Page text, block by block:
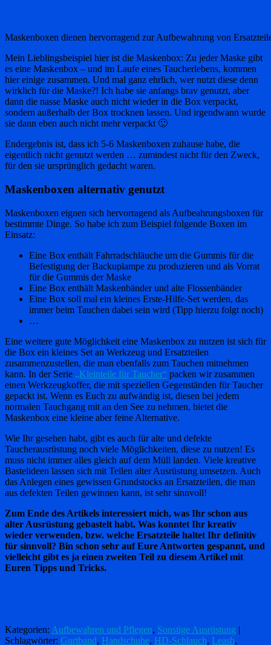
Maskenboxen dienen hervorragend zur Aufbewahrung von
Mein Lieblingsbeispiel hier ist die Maskenbox: Zu jeder Maske gibt
es eine Maskenbox – und im Laufe eines Taucherlebens, kommen
hier einige zusammen. Und mal ganz ehrlich, wer nutzt diese denn
wirklich für die Maske?! Ich habe sie anfangs brav genutzt, aber
dann die nasse Maske auch nicht wieder in die Box verpackt,
sondern außerhalb der Box trocknen lassen. Und irgendwann wurde
sie dann eben auch nicht mehr verpackt 🙂
Endergebnis ist, dass ich 5-6 Maskenboxen zuhause habe, die
eigentlich nicht genutzt werden … zumindest nicht für den Zweck,
für den sie ursprünglich gedacht waren.
Maskenboxen alternativ genutzt
Maskenboxen eignen sich hervorragend als Aufbeahrungsboxen für
bestimmte Dinge. So habe ich zum Beispiel folgende Boxen im
Einsatz:
Eine Box enthält Fahrradschläuche um die Gummis für die
Befestigung der Backuplampe zu produzieren und als Vorrat
für die Gummis der Maske
Eine Box enthält Maskenbänder und alte Flossenbänder
Eine Box soll mal ein kleines Erste-Hilfe-Set werden, das
immer beim Tauchen dabei sein wird (Tipp hierzu folgt noch)
…
Eine weitere gute Möglichkeit eine Maskenbox zu nutzen ist sich für
die Box ein kleines Set an Werkzeug und Ersatzteilen
zusammenzustellen, die man ebenfalls zum Tauchen mitnehmen
kann. In der Serie „Kleinteile für Taucher“ packen wir zusammen
einen Werkzeugkoffer, die mit speziellen Gegenständen für Taucher
gepackt ist. Wenn es Euch zu aufwändig ist, diesen bei jedem
normalen Tauchgang mit an den See zu nehmen, bietet die
Maskenbox eine kleine aber feine Alternative.
Wie Ihr gesehen habt, gibt es auch für alte und defekte
Taucherausrüstung noch viele Möglichkeiten, diese zu nutzen! Es
muss nicht immer alles gleich auf dem Müll landen. Viele kreative
Bastelideen lassen sich mit Teilen alter Ausrüstung umsetzen. Auch
das Anlegen eines gewissen Grundstocks an Ersatzteilen, die man
aus defekten Teilen gewinnen kann, ist sehr sinnvoll!
Zum Ende des Artikels interessiert mich, was Ihr schon aus
alter Ausrüstung gebastelt habt. Was konntet Ihr kreativ
wieder verwenden, bzw. welche Ersatzteile haltet Ihr definitiv
für sinnvoll? Bin schon sehr auf Eure Antworten gespannt, und
vielleicht gibt es ja einen zweiten Teil zu diesem Artikel mit
Euren Tipps und Tricks.
Kategorien: Aufbewahren und Pflegen, Sonstige Ausrüstung |
Schlagwörter: Gurtband, Handschuhe, HD-Schlauch, Leash,